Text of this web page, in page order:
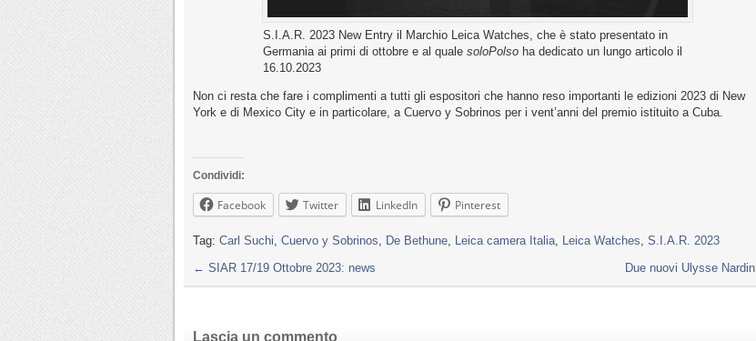
S.I.A.R. 2023 New Entry il Marchio Leica Watches, che è stato presentato in
Germania ai primi di ottobre e al quale soloPolsoha dedicato un lungo articolo il
16.10.2023
Non ci resta che fare i complimenti a tutti gli espositori che hanno reso importanti le edizioni 2023 di New
York e di Mexico City e in particolare, a Cuervo y Sobrinos per i vent’anni del premio istituito a Cuba.
Condividi:
Facebook Twitter LinkedIn Pinterest
Tag: Carl Suchi, Cuervo y Sobrinos, De Bethune, Leica camera Italia, Leica Watches, S.I.A.R. 2023
← SIAR 17/19 Ottobre 2023: news Due nuovi Ulysse Nardin
Lascia un commento